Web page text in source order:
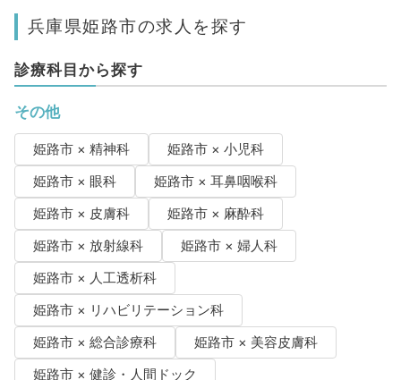
兵庫県姫路市の求人を探す
診療科目から探す
その他
姫路市 × 精神科
姫路市 × 小児科
姫路市 × 眼科
姫路市 × 耳鼻咽喉科
姫路市 × 皮膚科
姫路市 × 麻酔科
姫路市 × 放射線科
姫路市 × 婦人科
姫路市 × 人工透析科
姫路市 × リハビリテーション科
姫路市 × 総合診療科
姫路市 × 美容皮膚科
姫路市 × 健診・人間ドック